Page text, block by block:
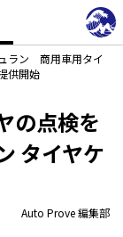
ラン 商用車用タイ
供開始
の点検を
タイヤケ
Auto Prove 編集部